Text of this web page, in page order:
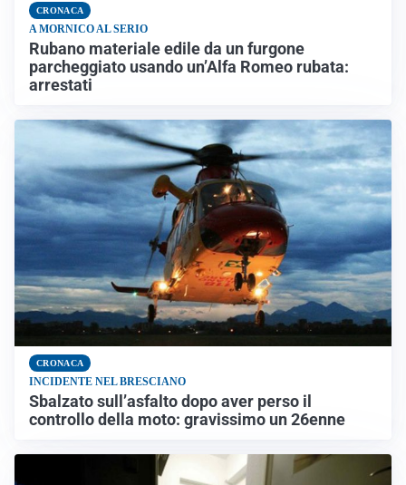
CRONACA
A MORNICO AL SERIO
Rubano materiale edile da un furgone
parcheggiato usando un’Alfa Romeo rubata:
arrestati
CRONACA
INCIDENTE NEL BRESCIANO
Sbalzato sull’asfalto dopo aver perso il
controllo della moto: gravissimo un 26enne